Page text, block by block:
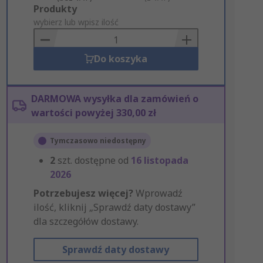
Add
to
Basket
Produkty
wybierz lub wpisz ilość
Do koszyka
DARMOWA wysyłka dla zamówień o
wartości powyżej 330,00 zł
Tymczasowo niedostępny
2 szt. dostępne od 16 listopada
2026
Potrzebujesz więcej? Wprowadź
ilość, kliknij „Sprawdź daty dostawy”
dla szczegółów dostawy.
Sprawdź daty dostawy